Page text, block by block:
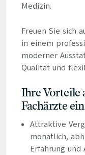
Medizin.
Freuen Sie sich
in einem
moderner
Qualität und
Ihre Vorteile
Fachärzte
Attraktive
monatlich,
Erfahrung